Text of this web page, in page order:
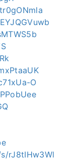
O
rJ8tIHw3Wl